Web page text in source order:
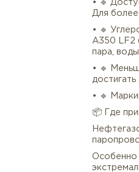
• 🔹
• 🔹
• 🔹
• 🔹